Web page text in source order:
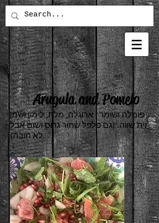
Arugula and Pomelo
פומלה ושומר , ארוגלה, מלח, לימון ושמן
זית שווה. (גם פלפל שחור גרוס ושום אבל
לא חובה).